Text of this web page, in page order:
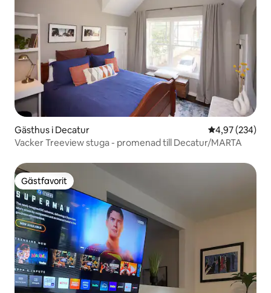
Gästhus i Decatur 4,97 av 5 i
4,97 (234)
Vacker Treeview stuga - promenad till Decatur/MARTA
Gästfavorit
Gästfavorit